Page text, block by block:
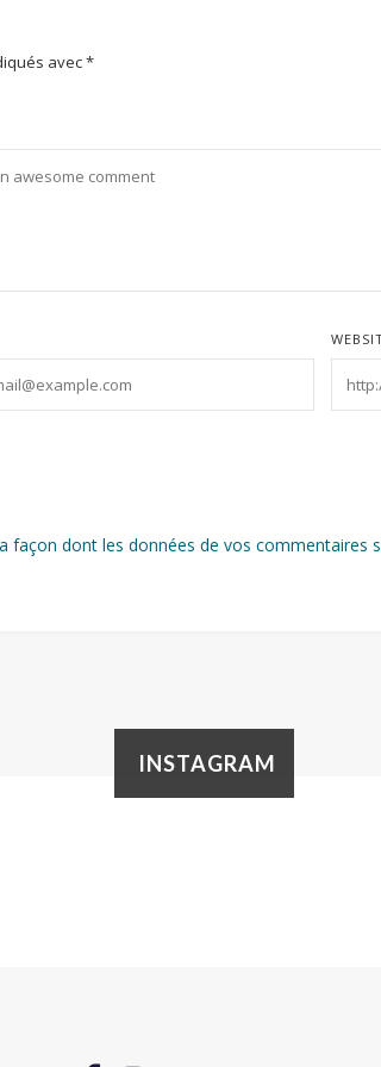
avec*
façon dont les données de vos commentaires
INSTAGRAM